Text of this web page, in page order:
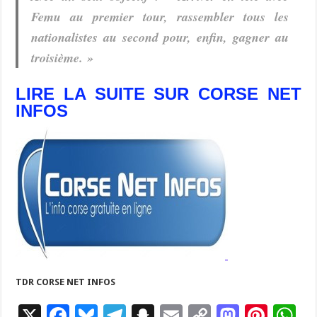
Femu au premier tour, rassembler tous les
nationalistes au second pour, enfin, gagner au
troisième. »
LIRE LA SUITE SUR CORSE NET
INFOS
TDR CORSE NET INFOS